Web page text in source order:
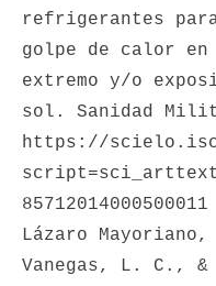
refrigerantes
golpe de calor
extremo y/o
sol. Sanidad
https://
85712014000500011
Lázaro
Vanegas, L. C., &